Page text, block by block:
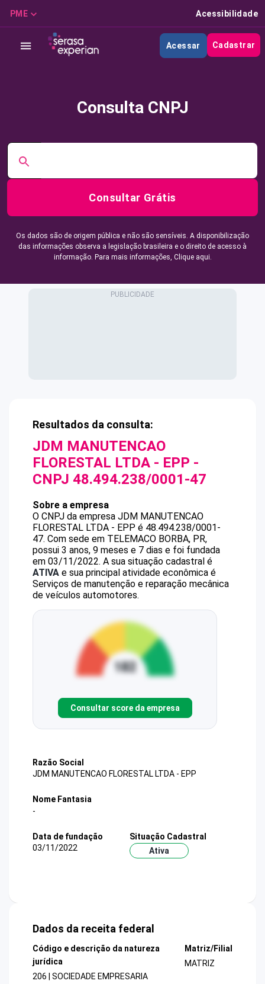
PME Acessibilidade
Acessar Cadastrar
Consulta CNPJ
Consultar Grátis
Os dados são de origem pública e não são sensíveis. A disponibilização
das informações observa a legislação brasileira e o direito de acesso à
informação. Para mais informações, Clique aqui.
Resultados da consulta:
JDM MANUTENCAO
FLORESTAL LTDA - EPP -
CNPJ 48.494.238/0001-47
Sobre a empresa
O CNPJ da empresa JDM MANUTENCAO
FLORESTAL LTDA - EPP é 48.494.238/0001-
47. Com sede em TELEMACO BORBA, PR,
possui 3 anos, 9 meses e 7 dias e foi fundada
em 03/11/2022. A sua situação cadastral é
ATIVA e sua principal atividade econômica é
Serviços de manutenção e reparação mecânica
de veículos automotores.
Consultar score da empresa
Razão Social
JDM MANUTENCAO FLORESTAL LTDA - EPP
Nome Fantasia
-
Data de fundação
03/11/2022
Situação Cadastral
Ativa
Dados da receita federal
Código e descrição da natureza
jurídica
206 | SOCIEDADE EMPRESARIA
Matriz/Filial
MATRIZ